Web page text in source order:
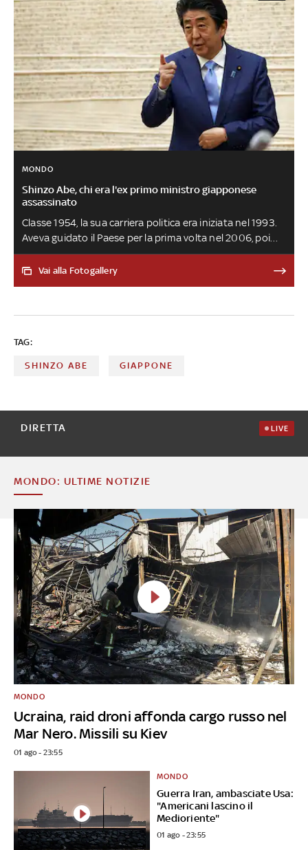
MONDO
Shinzo Abe, chi era l'ex primo ministro giapponese
assassinato
Classe 1954, la sua carriera politica era iniziata nel 1993.
Aveva guidato il Paese per la prima volta nel 2006, poi
altri tre mandati: 2012, 2014 e 2017. Aveva dato le
dimissioni, per problemi di salute, ad agosto 2020. L'8
Vai alla Fotogallery
TAG:
SHINZO ABE GIAPPONE
DIRETTA LIVE
MONDO: ULTIME NOTIZIE
Ucraina, raid droni affonda cargo russo nel
Mar Nero. Missili su Kiev
MONDO
01 ago - 23:55
Guerra Iran, ambasciate Usa:
"Americani lascino il
Medioriente"
MONDO
01 ago - 23:55